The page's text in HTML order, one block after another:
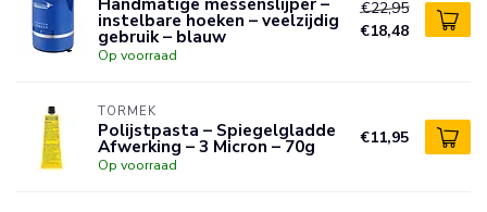
instelbare hoeken – veelzijdig
gebruik – blauw
Op voorraad
€22,95
€18,48
TORMEK
Polijstpasta – Spiegelgladde
Afwerking – 3 Micron – 70g
Op voorraad
€11,95